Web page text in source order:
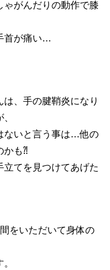
ゃがんだりの動作で膝
首が痛い…
、手の腱鞘炎になり
ないと言う事は…他の
かも⁈
てを見つけてあげた
をいただいて身体の